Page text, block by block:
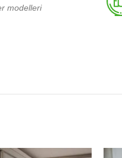
modelleri